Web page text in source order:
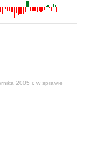
2005 r. w sprawie